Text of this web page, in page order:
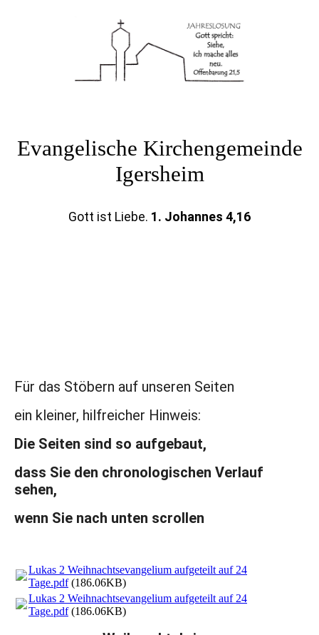
Evangelische Kirchengemeinde
Igersheim
Gott ist Liebe. 1. Johannes 4,16
Für das Stöbern auf unseren Seiten
ein kleiner, hilfreicher Hinweis:
Die Seiten sind so aufgebaut,
dass Sie den chronologischen Verlauf
sehen,
wenn Sie nach unten scrollen
Lukas 2 Weihnachtsevangelium aufgeteilt auf 24
Tage.pdf(186.06KB)
Lukas 2 Weihnachtsevangelium aufgeteilt auf 24
Tage.pdf(186.06KB)